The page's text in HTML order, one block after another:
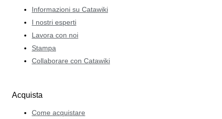
Informazioni su Catawiki
I nostri esperti
Lavora con noi
Stampa
Collaborare con Catawiki
Acquista
Come acquistare